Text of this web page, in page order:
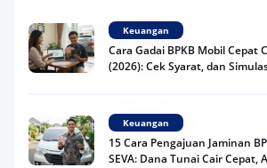
Keuangan
Cara Gadai BPKB Mobil Cepat
(2026): Cek Syarat, dan
Keuangan
15 Cara Pengajuan Jaminan
SEVA: Dana Tunai Cair Cepat,